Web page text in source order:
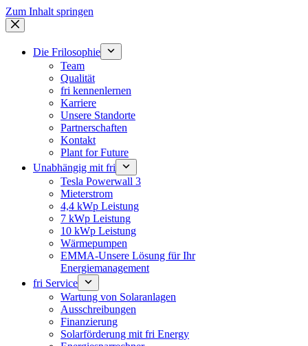
Zum Inhalt springen
Die Frilosophie
Team
Qualität
fri kennenlernen
Karriere
Unsere Standorte
Partnerschaften
Kontakt
Plant for Future
Unabhängig mit fri
Tesla Powerwall 3
Mieterstrom
4,4 kWp Leistung
7 kWp Leistung
10 kWp Leistung
Wärmepumpen
EMMA-Unsere Lösung für Ihr
Energiemanagement
fri Service
Wartung von Solaranlagen
Ausschreibungen
Finanzierung
Solarförderung mit fri Energy